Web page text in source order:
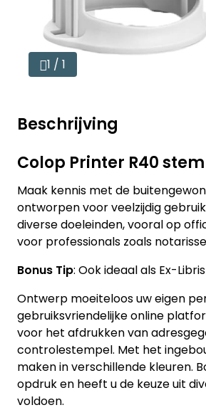
1 / 1
Beschrijving
Colop Printer R40
Maak kennis met de
ontworpen voor veelzijdig
diverse doeleinden, vooral op
voor professionals zoals
Bonus Tip: Ook ideaal als Ex-
Ontwerp moeiteloos uw eigen
gebruiksvriendelijke online
voor het afdrukken van
controlestempel. Met het
maken in verschillende kleuren.
opdruk en heeft u de keuze uit
voldoen.